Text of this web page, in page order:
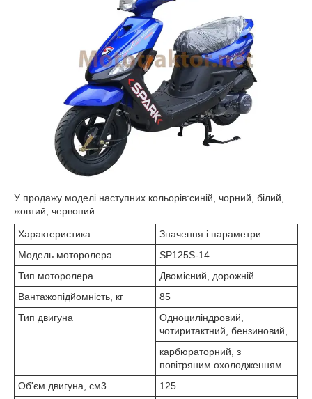
У продажу моделі наступних кольорів:синій, чорний, білий,
жовтий, червоний
Характеристика
Значення і параметри
Модель моторолера
SP125S-14
Тип моторолера
Двомісний, дорожній
Вантажопідйомність, кг
85
Тип двигуна
Одноциліндровий,
чотиритактний, бензиновий,
карбюраторний, з
повітряним охолодженням
Об'єм двигуна, см3
125